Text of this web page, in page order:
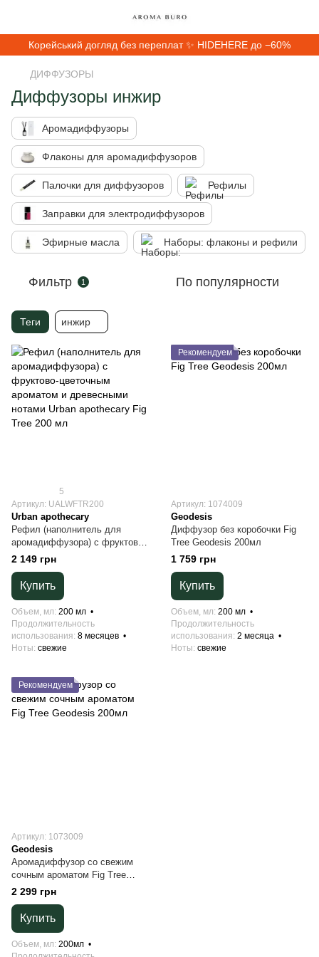
Корейський догляд без переплат ✨ HIDEHERE до −60%
ДИФФУЗОРЫ
Диффузоры инжир
Аромадиффузоры
Флаконы для аромадиффузоров
Палочки для диффузоров Рефилы
Заправки для электродиффузоров
Эфирные масла Наборы: флаконы и рефили
Фильтр 1 По популярности
Теги инжир
5
Артикул: UALWFTR200
Urban apothecary
Рефил (наполнитель для
аромадиффузора) с фруктово-
цветочным ароматом и
древесными нотами Urban
apothecary Fig Tree 200 мл
2 149 грн
Купить
Объем, мл 200 мл
Продолжительность
использования 8 месяцев
Ноты свежие
Рекомендуем
Артикул: 1074009
Geodesis
Диффузор без коробочки Fig
Tree Geodesis 200мл
1 759 грн
Купить
Объем, мл 200 мл
Продолжительность
использования 2 месяца
Ноты свежие
Рекомендуем
Артикул: 1073009
Geodesis
Аромадиффузор со свежим
сочным ароматом Fig Tree
Geodesis 200мл
2 299 грн
Купить
Объем, мл 200мл